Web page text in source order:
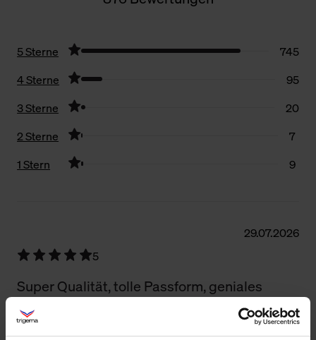
5 Sterne
745
4 Sterne
95
3 Sterne
20
2 Sterne
7
1 Stern
9
29.07.2026
5
Super Qualität, tolle Passform, geniales
Preis-Leistungsverhältnis